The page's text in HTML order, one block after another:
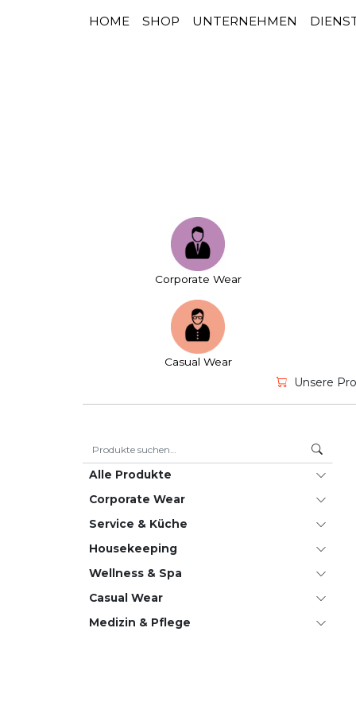
HAUPTNAVIGATION
HOME SHOP UNTERNEHMEN
Corporate Wear
Casual Wear
Unsere
Alle Produkte
Corporate Wear
Service & Küche
House­keeping
Wellness & Spa
Casual Wear
Medizin & Pflege